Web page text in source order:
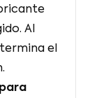
Al
el